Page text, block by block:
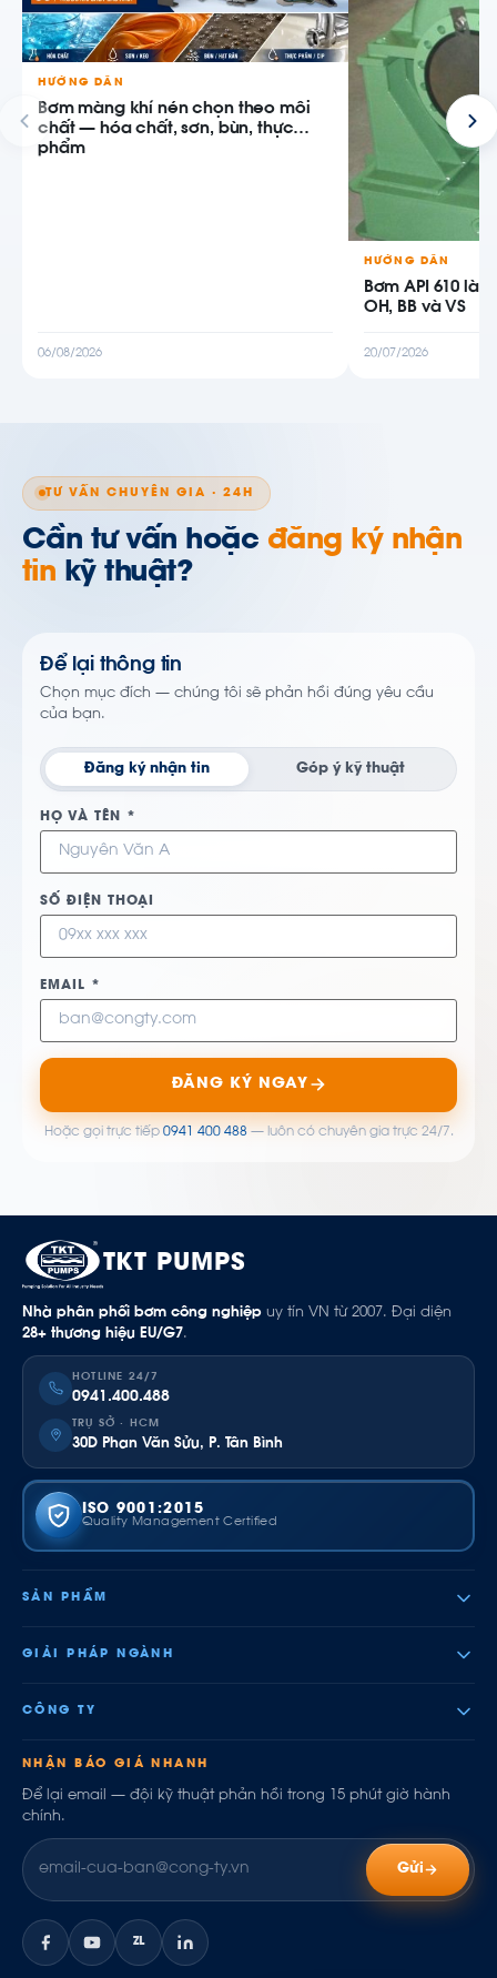
HƯỚNG DẪN
Bơm màng khí nén chọn theo môi
chất — hóa chất, sơn, bùn, thực
phẩm
06/08/2026
HƯỚNG DẪN
Bơm API 610 là
OH, BB và VS
20/07/2026
TƯ VẤN CHUYÊN GIA · 24H
Cần tư vấn hoặc đăng ký nhận
tin kỹ thuật?
Để lại thông tin
Chọn mục đích — chúng tôi sẽ phản hồi đúng yêu cầu
của bạn.
Đăng ký nhận tin Góp ý kỹ thuật
HỌ VÀ TÊN *
SỐ ĐIỆN THOẠI
EMAIL *
ĐĂNG KÝ NGAY
Hoặc gọi trực tiếp 0941 400 488— luôn có chuyên gia trực 24/7.
TKT PUMPS
Nhà phân phối bơm công nghiệp uy tín VN từ 2007. Đại diện
28+ thương hiệu EU/G7.
HOTLINE 24/7
0941.400.488
TRỤ SỞ · HCM
30D Phan Văn Sửu, P. Tân Bình
ISO 9001:2015
Quality Management Certified
SẢN PHẨM
GIẢI PHÁP NGÀNH
CÔNG TY
NHẬN BÁO GIÁ NHANH
Để lại email — đội kỹ thuật phản hồi trong 15 phút giờ hành
chính.
Gửi
ZL